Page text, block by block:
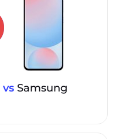
vs Samsung